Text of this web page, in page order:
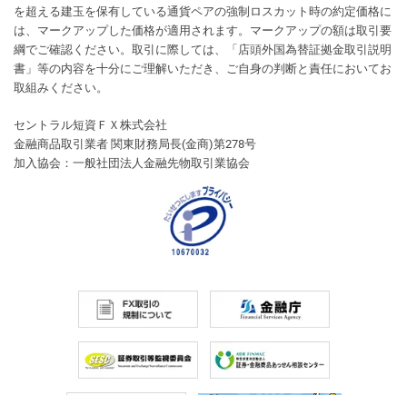
を超える建玉を保有している通貨ペアの強制ロスカット時の約定価格に
は、マークアップした価格が適用されます。マークアップの額は取引要
綱でご確認ください。取引に際しては、「店頭外国為替証拠金取引説明
書」等の内容を十分にご理解いただき、ご自身の判断と責任においてお
取組みください。
セントラル短資ＦＸ株式会社
金融商品取引業者 関東財務局長(金商)第278号
加入協会：一般社団法人金融先物取引業協会